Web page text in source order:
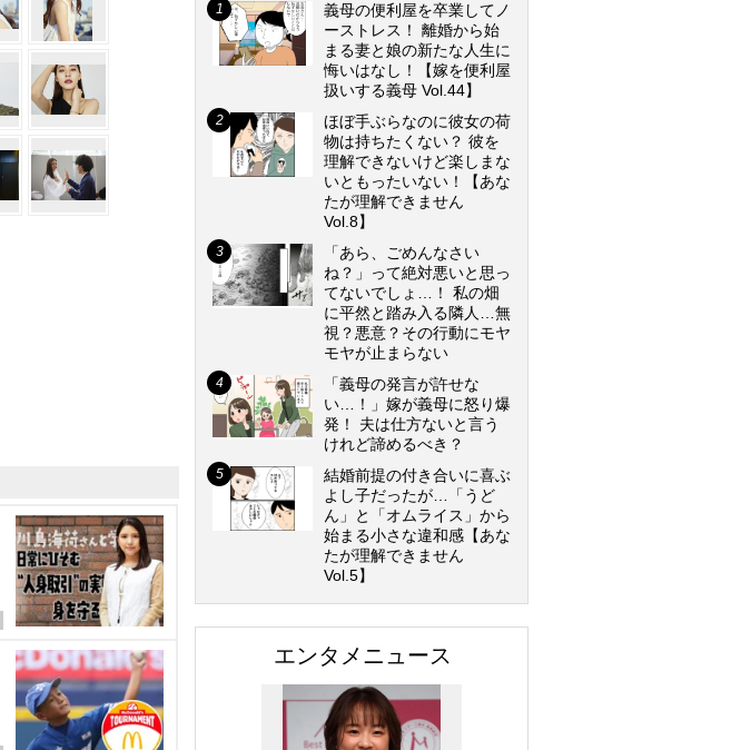
義母の便利屋を卒業してノ
ーストレス！ 離婚から始
まる妻と娘の新たな人生に
悔いはなし！【嫁を便利屋
扱いする義母 Vol.44】
ほぼ手ぶらなのに彼女の荷
物は持ちたくない？ 彼を
理解できないけど楽しまな
いともったいない！【あな
たが理解できません
Vol.8】
「あら、ごめんなさい
ね？」って絶対悪いと思っ
てないでしょ…！ 私の畑
に平然と踏み入る隣人…無
視？悪意？その行動にモヤ
モヤが止まらない
「義母の発言が許せな
い…！」嫁が義母に怒り爆
発！ 夫は仕方ないと言う
けれど諦めるべき？
結婚前提の付き合いに喜ぶ
よし子だったが…「うど
ん」と「オムライス」から
始まる小さな違和感【あな
たが理解できません
Vol.5】
エンタメニュース